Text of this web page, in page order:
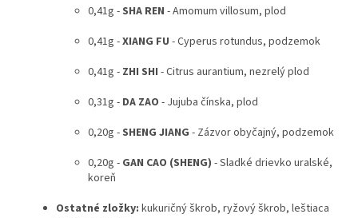
0,41g -SHA REN - Amomum villosum, plod
0,41g -XIANG FU - Cyperus rotundus, podzemok
0,41g - ZHI SHI - Citrus aurantium, nezrelý plod
0,31g - DA ZAO - Jujuba čínska, plod
0,20g -SHENG JIANG - Zázvor obyčajný, podzemok
0,20g - GAN CAO (SHENG) - Sladké drievko uralské,
koreň
Ostatné zložky: kukuričný škrob, ryžový škrob, leštiaca